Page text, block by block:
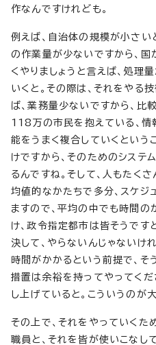
作なんですけれども。
例えば、自治体の規模が小さい
の作業量が少ないですから、国
くやりましょうと言えば、処理
いくと。その際は、それをやる
ば、業務量少ないですから、比
118万の市民を抱えている、情
能をうまく複合していくという
けですから、そのためのシステ
るんですね。そして、人もたく
均値的なかたちで多分、スケジ
ますので、平均の中でも時間の
け、政令指定都市は皆そうです
決して、やらないんじゃないけ
時間がかかるという前提で、そ
措置は余裕を持ってやってくだ
し上げていると。こういうのが
その上で、それをやっていくた
職員と、それを皆が使いこなし